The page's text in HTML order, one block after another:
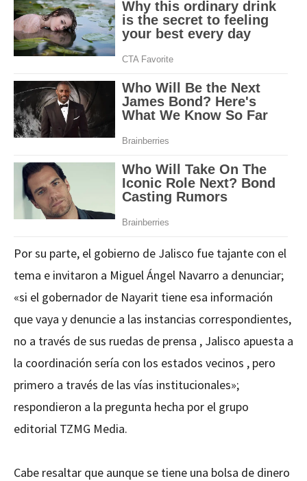
Por su parte, el gobierno de Jalisco fue tajante con el
tema e invitaron a Miguel Ángel Navarro a denunciar;
«si el gobernador de Nayarit tiene esa información
que vaya y denuncie a las instancias correspondientes,
no a través de sus ruedas de prensa , Jalisco apuesta a
la coordinación sería con los estados vecinos , pero
primero a través de las vías institucionales»;
respondieron a la pregunta hecha por el grupo
editorial TZMG Media.
Cabe resaltar que aunque se tiene una bolsa de dinero